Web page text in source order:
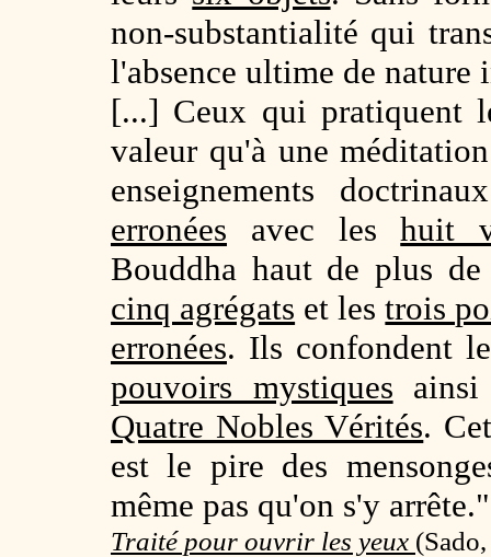
non-substantialité qui
l'absence ultime de
[...] Ceux qui pratiquent
valeur qu'à une
enseignements
erronées avec leshuit
Bouddha haut de plus
cinq agrégats et lestrois
erronées. Ils confondent
pouvoirs mystiques
Quatre Nobles Vérités.
est le pire des
même pas qu'on s'y arrête."
Traité pour ouvrir les yeux (